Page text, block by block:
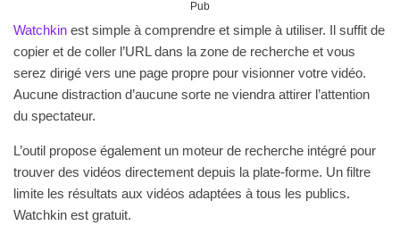
Pub
Watchkin est simple à comprendre et simple à utiliser. Il suffit de
copier et de coller l’URL dans la zone de recherche et vous
serez dirigé vers une page propre pour visionner votre vidéo.
Aucune distraction d’aucune sorte ne viendra attirer l’attention
du spectateur.
L’outil propose également un moteur de recherche intégré pour
trouver des vidéos directement depuis la plate-forme. Un filtre
limite les résultats aux vidéos adaptées à tous les publics.
Watchkin est gratuit.